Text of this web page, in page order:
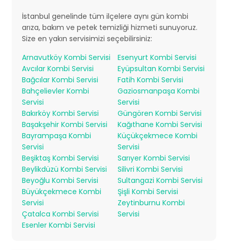
İstanbul genelinde tüm ilçelere aynı gün kombi
arıza, bakım ve petek temizliği hizmeti sunuyoruz.
Size en yakın servisimizi seçebilirsiniz:
Arnavutköy Kombi Servisi
Avcılar Kombi Servisi
Bağcılar Kombi Servisi
Bahçelievler Kombi
Servisi
Bakırköy Kombi Servisi
Başakşehir Kombi Servisi
Bayrampaşa Kombi
Servisi
Beşiktaş Kombi Servisi
Beylikdüzü Kombi Servisi
Beyoğlu Kombi Servisi
Büyükçekmece Kombi
Servisi
Çatalca Kombi Servisi
Esenler Kombi Servisi
Esenyurt Kombi Servisi
Eyüpsultan Kombi Servisi
Fatih Kombi Servisi
Gaziosmanpaşa Kombi
Servisi
Güngören Kombi Servisi
Kağıthane Kombi Servisi
Küçükçekmece Kombi
Servisi
Sarıyer Kombi Servisi
Silivri Kombi Servisi
Sultangazi Kombi Servisi
Şişli Kombi Servisi
Zeytinburnu Kombi
Servisi